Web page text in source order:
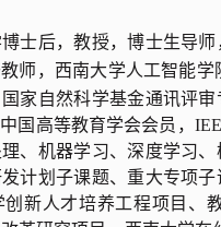
士后，教授，博士生导师
师， 西南大学人工智能学
家自然科学基金通讯评
国高等教育学会会员，
、机器学习、深度学习
计划子课题、重大专项
新人才培养工程项目、